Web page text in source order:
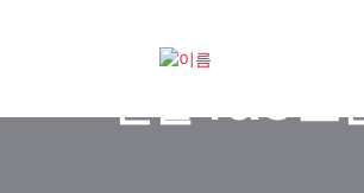
꽁머니 참여 전 반
인할 T&C 포